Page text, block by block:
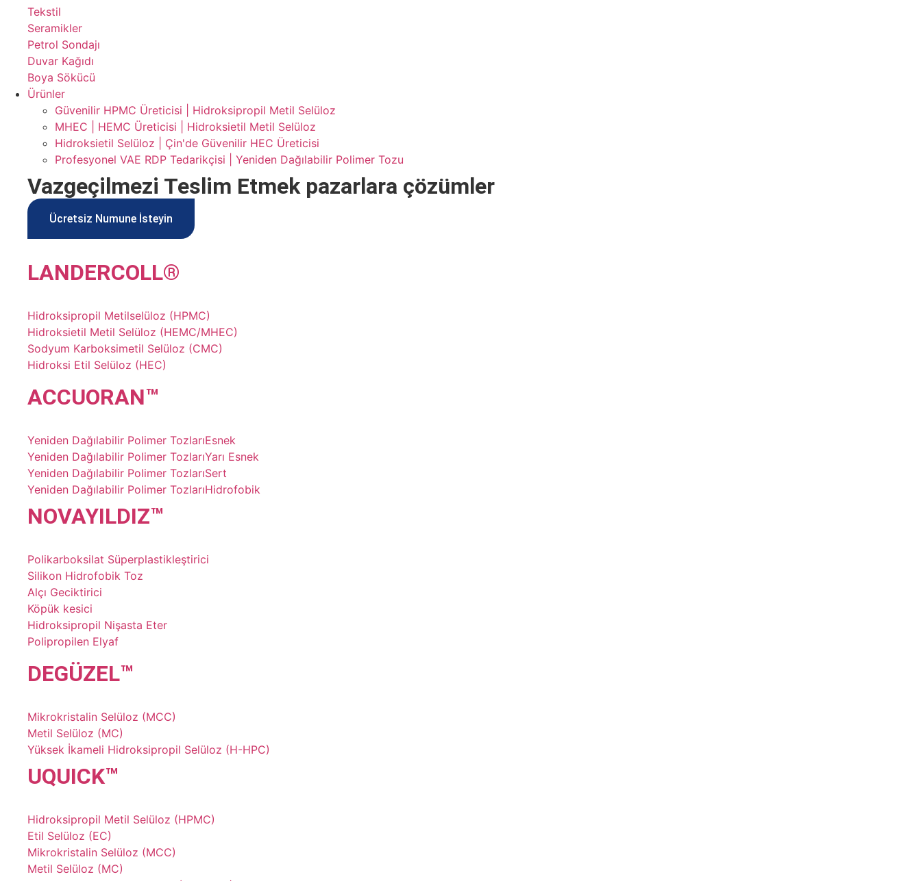
Tekstil
Seramikler
Petrol Sondajı
Duvar Kağıdı
Boya Sökücü
Ürünler
Güvenilir HPMC Üreticisi | Hidroksipropil Metil Selüloz
MHEC | HEMC Üreticisi | Hidroksietil Metil Selüloz
Hidroksietil Selüloz | Çin'de Güvenilir HEC Üreticisi
Profesyonel VAE RDP Tedarikçisi | Yeniden Dağılabilir Polimer Tozu
Vazgeçilmezi Teslim Etmek pazarlara çözümler
Ücretsiz Numune İsteyin
LANDERCOLL®
Hidroksipropil Metilselüloz (HPMC)
Hidroksietil Metil Selüloz (HEMC/MHEC)
Sodyum Karboksimetil Selüloz (CMC)
Hidroksi Etil Selüloz (HEC)
ACCUORAN™
Yeniden Dağılabilir Polimer TozlarıEsnek
Yeniden Dağılabilir Polimer TozlarıYarı Esnek
Yeniden Dağılabilir Polimer TozlarıSert
Yeniden Dağılabilir Polimer TozlarıHidrofobik
NOVAYILDIZ™
Polikarboksilat Süperplastikleştirici
Silikon Hidrofobik Toz
Alçı Geciktirici
Köpük kesici
Hidroksipropil Nişasta Eter
Polipropilen Elyaf
DEGÜZEL™
Mikrokristalin Selüloz (MCC)
Metil Selüloz (MC)
Yüksek İkameli Hidroksipropil Selüloz (H-HPC)
UQUICK™
Hidroksipropil Metil Selüloz (HPMC)
Etil Selüloz (EC)
Mikrokristalin Selüloz (MCC)
Metil Selüloz (MC)